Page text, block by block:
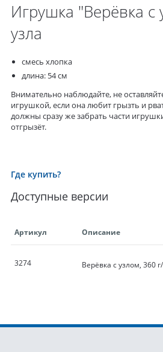
Игрушка "Верёвка с
узла
смесь хлопка
длина: 54 см
Внимательно наблюдайте, не
игрушкой, если она любит грызть и
должны сразу же забрать части
отгрызёт.
Где купить?
Доступные версии
Артикул Описание
3274 Верёвка с узлом, 360